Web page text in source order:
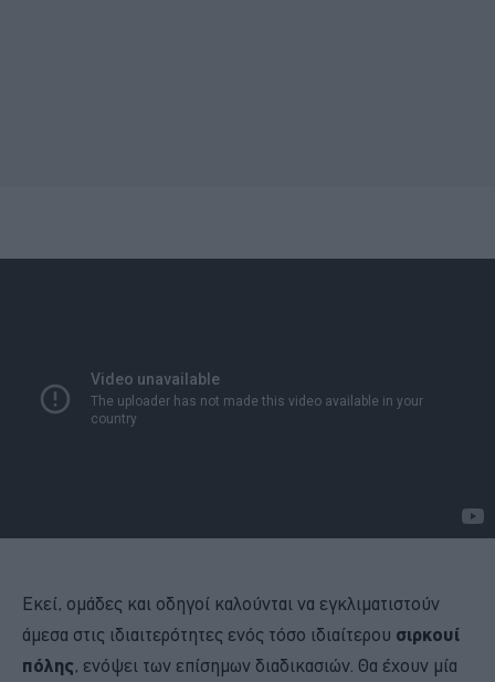
Εκεί, ομάδες και οδηγοί καλούνται να εγκλιματιστούν
άμεσα στις ιδιαιτερότητες ενός τόσο ιδιαίτερου σιρκουί
πόλης, ενόψει των επίσημων διαδικασιών. Θα έχουν μία